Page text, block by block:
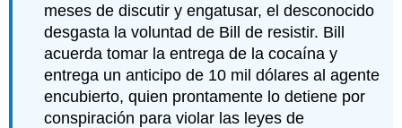
meses de discutir y engatusar, el desconocido
desgasta la voluntad de Bill de resistir. Bill
acuerda tomar la entrega de la cocaína y
entrega un anticipo de 10 mil dólares al agente
encubierto, quien prontamente lo detiene por
conspiración para violar las leyes de